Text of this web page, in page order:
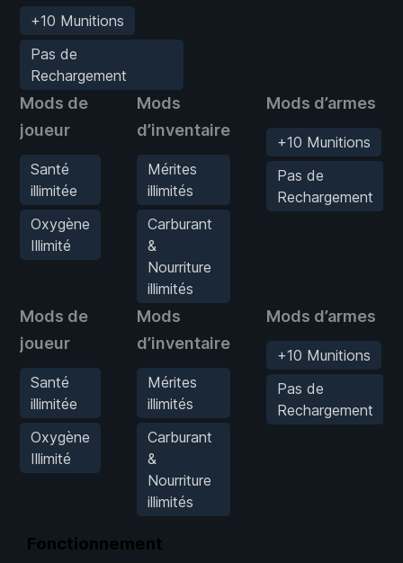
+10 Munitions
Pas de
Rechargement
Mods de
joueur
Santé
illimitée
Oxygène
Illimité
Mods
d’inventaire
Mérites
illimités
Carburant
&
Nourriture
illimités
Mods d’armes
+10 Munitions
Pas de
Rechargement
Mods de
joueur
Santé
illimitée
Oxygène
Illimité
Mods
d’inventaire
Mérites
illimités
Carburant
&
Nourriture
illimités
Mods d’armes
+10 Munitions
Pas de
Rechargement
Fonctionnement